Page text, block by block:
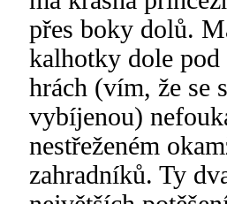
přes boky dolů.
kalhotky dole
hrách (vím, že se
vybíjenou)
nestřeženém
zahradníků. Ty